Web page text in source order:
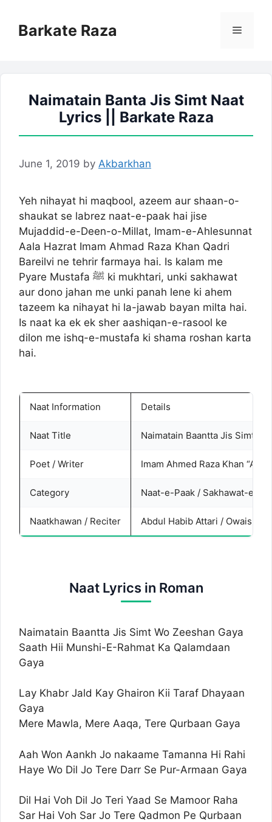
contentBarkate Raza Menu
Naimatain Banta Jis Simt Naat
Lyrics || Barkate Raza
June 1, 2019 by Akbarkhan
Yeh nihayat hi maqbool, azeem aur shaan-o-
shaukat se labrez naat-e-paak hai jise
Mujaddid-e-Deen-o-Millat, Imam-e-Ahlesunnat
Aala Hazrat Imam Ahmad Raza Khan Qadri
Bareilvi ne tehrir farmaya hai. Is kalam me
Pyare Mustafa ﷺ ki mukhtari, unki sakhawat
aur dono jahan me unki panah lene ki ahem
tazeem ka nihayat hi la-jawab bayan milta hai.
Is naat ka ek ek sher aashiqan-e-rasool ke
dilon me ishq-e-mustafa ki shama roshan karta
hai.
Naat Information Details
Naat Title Naimatain Baantta Jis Simt
Poet / Writer Imam Ahmed Raza Khan “Aala
Category Naat-e-Paak / Sakhawat-e-
Naatkhawan / Reciter Abdul Habib Attari / Owais
Naat Lyrics in Roman
Naimatain Baantta Jis Simt Wo Zeeshan Gaya
Saath Hii Munshi-E-Rahmat Ka Qalamdaan
Gaya
Lay Khabr Jald Kay Ghairon Kii Taraf Dhayaan
Gaya
Mere Mawla, Mere Aaqa, Tere Qurbaan Gaya
Aah Won Aankh Jo nakaame Tamanna Hi Rahi
Haye Wo Dil Jo Tere Darr Se Pur-Armaan Gaya
Dil Hai Voh Dil Jo Teri Yaad Se Mamoor Raha
Sar Hai Voh Sar Jo Tere Qadmon Pe Qurbaan